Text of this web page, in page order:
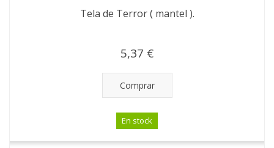
Tela de Terror ( mantel ).
5,37 €
Comprar
En stock